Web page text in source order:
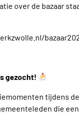
over de bazaar
gezocht!
tijdens
die